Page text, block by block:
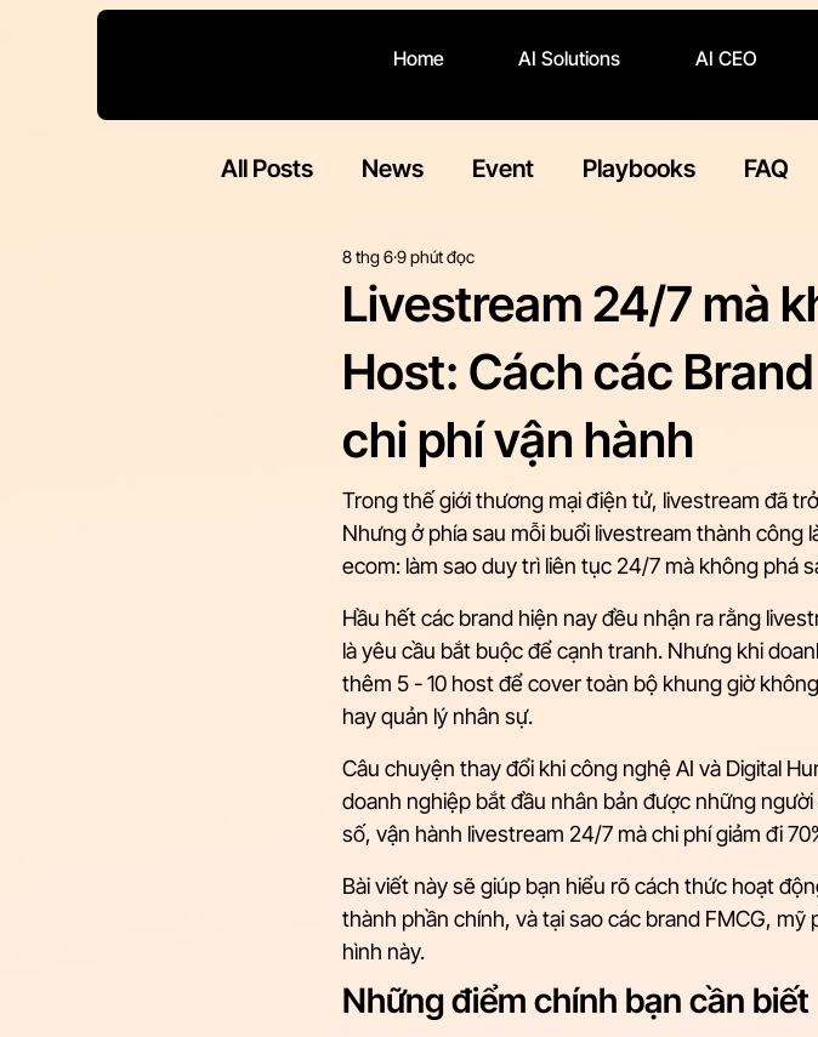
Home AI Solutions AI CEO
All Posts News Event Playbooks FAQ
Livestream 24/7 mà
Host: Cách các
chi phí vận hành
8 thg 69 phút đọc
Trong thế giới thương mại điện tử, livestream đã
Nhưng ở phía sau mỗi buổi livestream thành công
ecom: làm sao duy trì liên tục 24/7 mà không phá
Hầu hết các brand hiện nay đều nhận ra rằng
là yêu cầu bắt buộc để cạnh tranh. Nhưng khi
thêm 5 - 10 host để cover toàn bộ khung giờ
hay quản lý nhân sự.
Câu chuyện thay đổi khi công nghệ AI và Digital
doanh nghiệp bắt đầu nhân bản được những
số, vận hành livestream 24/7 mà chi phí giảm đi
Bài viết này sẽ giúp bạn hiểu rõ cách thức hoạt
thành phần chính, và tại sao các brand FMCG,
hình này.
Những điểm chính bạn cần biết